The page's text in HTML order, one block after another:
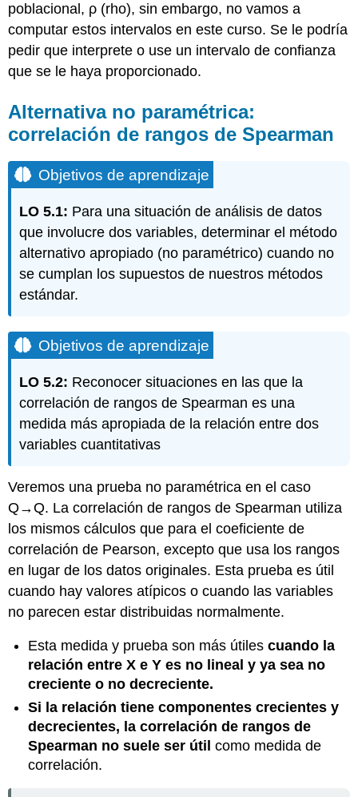
poblacional, ρ (rho), sin embargo, no vamos a
computar estos intervalos en este curso. Se le podría
pedir que interprete o use un intervalo de confianza
que se le haya proporcionado.
Alternativa no paramétrica:
correlación de rangos de Spearman
Objetivos de aprendizaje
LO 5.1: Para una situación de análisis de datos
que involucre dos variables, determinar el método
alternativo apropiado (no paramétrico) cuando no
se cumplan los supuestos de nuestros métodos
estándar.
Objetivos de aprendizaje
LO 5.2: Reconocer situaciones en las que la
correlación de rangos de Spearman es una
medida más apropiada de la relación entre dos
variables cuantitativas
Veremos una prueba no paramétrica en el caso
Q→Q. La correlación de rangos de Spearman utiliza
los mismos cálculos que para el coeficiente de
correlación de Pearson, excepto que usa los rangos
en lugar de los datos originales. Esta prueba es útil
cuando hay valores atípicos o cuando las variables
no parecen estar distribuidas normalmente.
Esta medida y prueba son más útilescuando la
relación entre X e Y es no lineal y ya sea no
creciente o no decreciente.
Si la relación tiene componentes crecientes y
decrecientes, la correlación de rangos de
Spearman no suele ser útil como medida de
correlación.